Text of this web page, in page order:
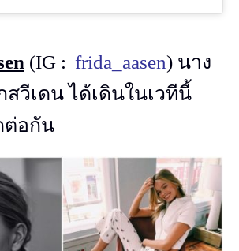
(IG : frida_aasen) นาง
วีเดน ได้เดินในเวทีนี้
ต่อกัน